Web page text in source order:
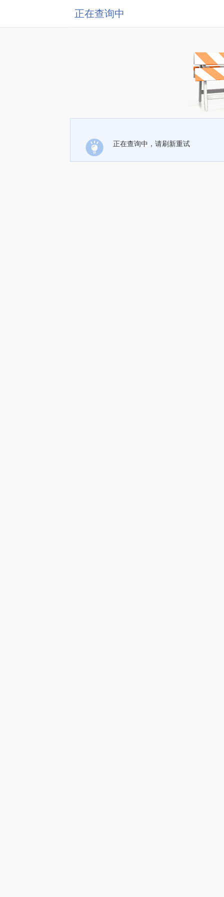
正在查询中
正在查询中，请刷新重试